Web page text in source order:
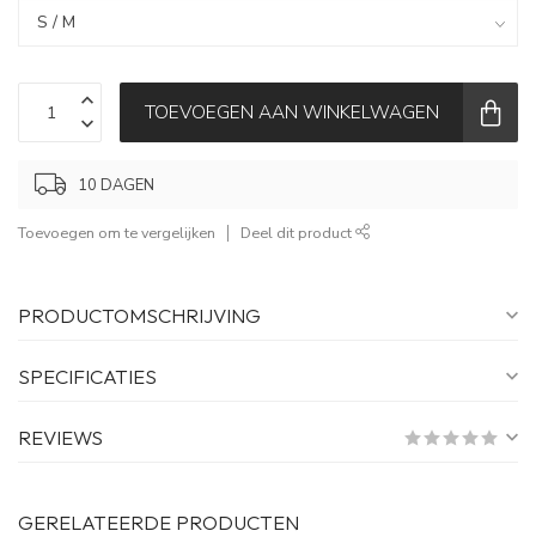
TOEVOEGEN AAN WINKELWAGEN
10 DAGEN
Toevoegen om te vergelijken Deel dit product
PRODUCTOMSCHRIJVING
SPECIFICATIES
REVIEWS
GERELATEERDE PRODUCTEN